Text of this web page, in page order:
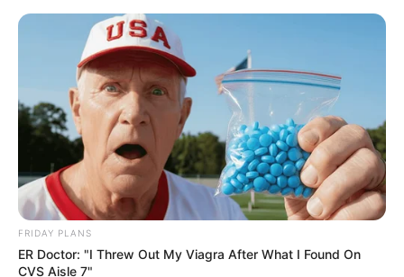
„Air” – recenzja filmu. Magic Mike
Marcin Pietrzakowski 7 kwietnia 2023 Artykuły
FRIDAY PLANS
ER Doctor: "I Threw Out My Viagra After What I Found On
CVS Aisle 7"